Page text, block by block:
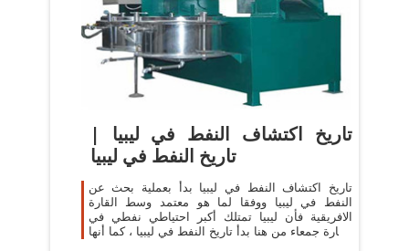
تاريخ اكتشاف النفط في ليبيا |
تاريخ النفط في ليبيا
تاريخ اكتشاف النفط في ليبيا بدأ بعملية بحث عن
النفط في ليبيا ووفقا لما هو معتمد وسط القارة
الافريقية فأن ليبيا تمتلك أكبر احتياطي نفطي في
القارة جمعاء من هنا بدأ تاريخ النفط في ليبيا ، كما أنها